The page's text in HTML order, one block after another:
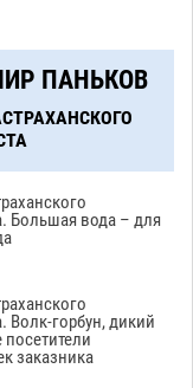
ПАНЬКОВ
Большая вода – для
Волк-горбун, дикий
посетители
заказника